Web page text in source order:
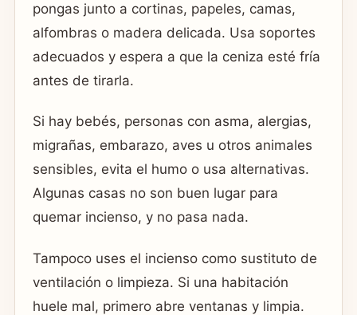
pongas junto a cortinas, papeles, camas,
alfombras o madera delicada. Usa soportes
adecuados y espera a que la ceniza esté fría
antes de tirarla.
Si hay bebés, personas con asma, alergias,
migrañas, embarazo, aves u otros animales
sensibles, evita el humo o usa alternativas.
Algunas casas no son buen lugar para
quemar incienso, y no pasa nada.
Tampoco uses el incienso como sustituto de
ventilación o limpieza. Si una habitación
huele mal, primero abre ventanas y limpia.